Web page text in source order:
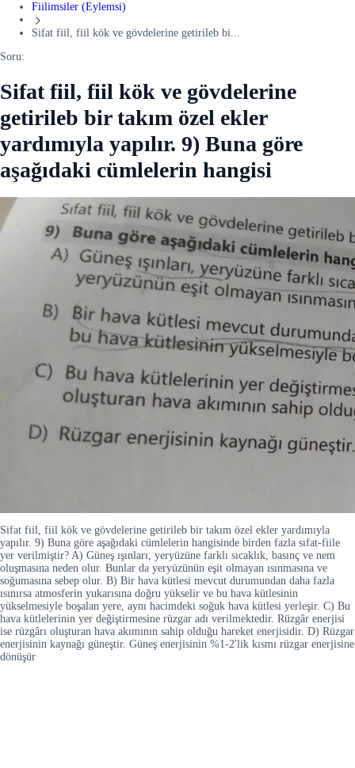
Fiilimsiler (Eylemsi)
Sifat fiil, fiil kök ve gövdelerine getirileb bi...
Soru:
Sifat fiil, fiil kök ve gövdelerine
getirileb bir takım özel ekler
yardımıyla yapılır. 9) Buna göre
aşağıdaki cümlelerin hangisi
Sifat fiil, fiil kök ve gövdelerine getirileb bir takım özel ekler yardımıyla
yapılır. 9) Buna göre aşağıdaki cümlelerin hangisinde birden fazla sıfat-fiile
yer verilmiştir? A) Güneş ışınları, yeryüzüne farklı sıcaklık, basınç ve nem
oluşmasına neden olur. Bunlar da yeryüzünün eşit olmayan ısınmasına ve
soğumasına sebep olur. B) Bir hava kütlesi mevcut durumundan daha fazla
ısınırsa atmosferin yukarısına doğru yükselir ve bu hava kütlesinin
yükselmesiyle boşalan yere, aynı hacimdeki soğuk hava kütlesi yerleşir. C) Bu
hava kütlelerinin yer değiştirmesine rüzgar adı verilmektedir. Rüzgâr enerjisi
ise rüzgârı oluşturan hava akımının sahip olduğu hareket enerjisidir. D) Rüzgar
enerjisinin kaynağı güneştir. Güneş enerjisinin %1-2'lik kısmı rüzgar enerjisine
dönüşür